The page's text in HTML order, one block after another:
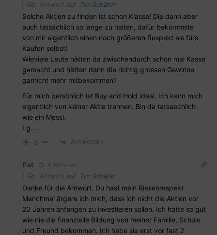
Antwort auf Tim Schäfer
Solche Aktien zu finden ist schon Klasse! Die dann aber
auch tatsächlich so lange zu halten, dafür bekommste
von mir eigentlich einen noch größeren Respekt als fürs
Kaufen selbst!
Wieviele Leute hätten da zwischendurch schon mal Kasse
gemacht und hätten dann die richtig grossen Gewinne
garnicht mehr mitbekommen?
Für mich persönlich ist Buy and Hold ideal. Ich kann mich
eigentlich von keiner Aktie trennen. Bin da tatsaechlich
wie ein Messi.
Lg….
0 Antworten
Pat 4 Jahre vor
Antwort auf Tim Schäfer
Danke für die Antwort. Du hast mein Riesenrespekt.
Manchmal ärgere ich mich, dass ich nicht die Aktien vor
20 Jahren anfangen zu investieren sollen. Ich hatte so gut
wie nie die finanzielle Bildung von meiner Familie, Schule
und Freund bekommen. Ich habe sie erst vor fast 2